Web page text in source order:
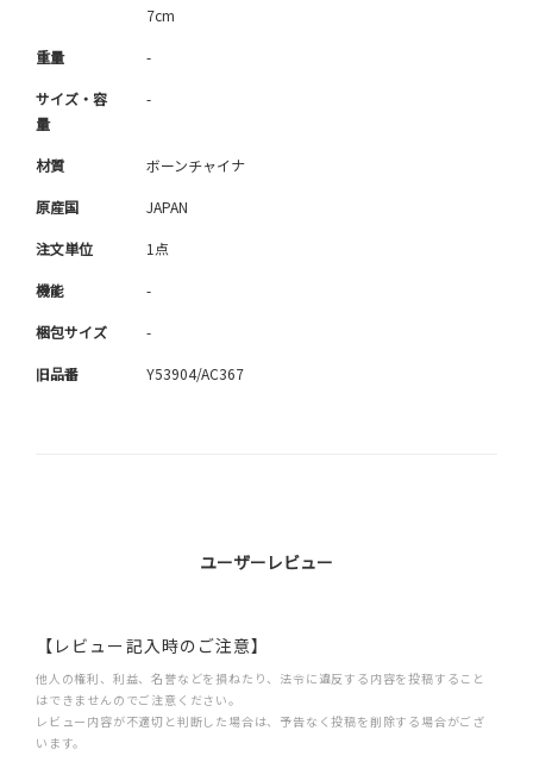
7cm
重量 -
サイズ・容
量
-
材質 ボーンチャイナ
原産国 JAPAN
注文単位 1点
機能 -
梱包サイズ -
旧品番 Y53904/AC367
ユーザーレビュー
【レビュー記入時のご注意】
他人の権利、利益、名誉などを損ねたり、法令に違反する内容を投稿すること
はできませんのでご注意ください。
レビュー内容が不適切と判断した場合は、予告なく投稿を削除する場合がござ
います。